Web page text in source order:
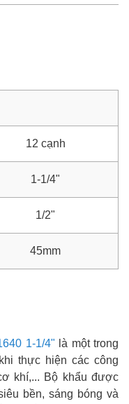
12 cạnh
1-1/4"
1/2"
45mm
1-1/4" là một trong
thực hiện các công
khí,... Bộ khẩu được
bền, sáng bóng và